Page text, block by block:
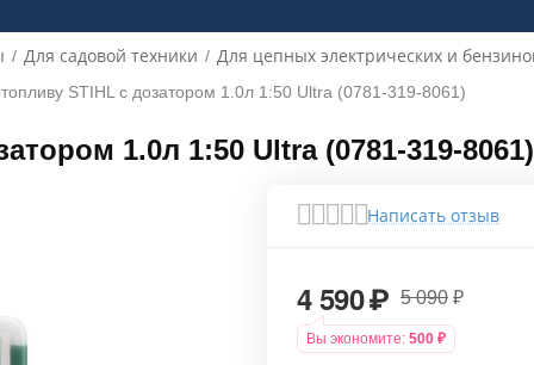
/ Для садовой техники / Для цепных электрических и
STIHL с дозатором 1.0л 1:50 Ultra (0781-319-8061)
1.0л 1:50 Ultra (0781-319-8061)
Написать отзыв
4 590₽ 5 090 ₽
Вы экономите: 500 ₽